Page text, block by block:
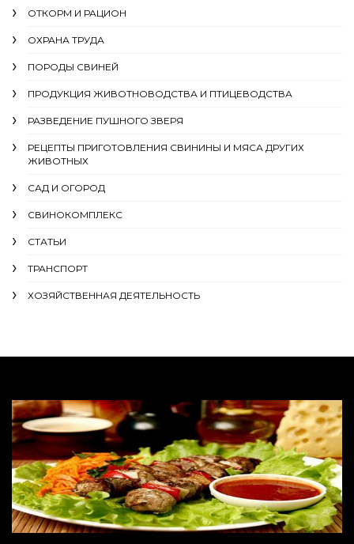
ОТКОРМ И РАЦИОН
ОХРАНА ТРУДА
ПОРОДЫ СВИНЕЙ
ПРОДУКЦИЯ ЖИВОТНОВОДСТВА И ПТИЦЕВОДСТВА
РАЗВЕДЕНИЕ ПУШНОГО ЗВЕРЯ
РЕЦЕПТЫ ПРИГОТОВЛЕНИЯ СВИНИНЫ И МЯСА ДРУГИХ
ЖИВОТНЫХ
САД И ОГОРОД
СВИНОКОМПЛЕКС
СТАТЬИ
ТРАНСПОРТ
ХОЗЯЙСТВЕННАЯ ДЕЯТЕЛЬНОСТЬ